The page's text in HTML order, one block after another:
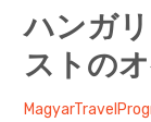
ハンガ
ストの